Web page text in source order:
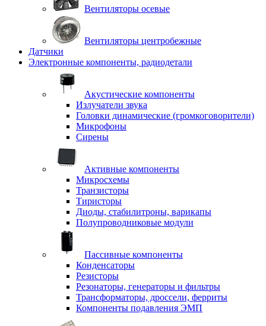
Вентиляторы осевые
Вентиляторы центробежные
Датчики
Электронные компоненты, радиодетали
Акустические компоненты
Излучатели звука
Головки динамические (громкоговорители)
Микрофоны
Сирены
Активные компоненты
Микросхемы
Транзисторы
Тиристоры
Диоды, стабилитроны, варикапы
Полупроводниковые модули
Пассивные компоненты
Конденсаторы
Резисторы
Резонаторы, генераторы и фильтры
Трансформаторы, дроссели, ферриты
Компоненты подавления ЭМП